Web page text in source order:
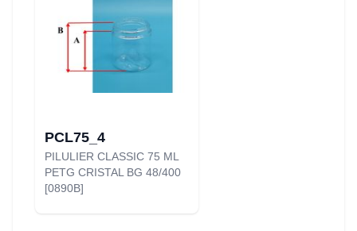
PCL75_4
PILULIER CLASSIC 75 ML
PETG CRISTAL BG 48/400
[0890B]